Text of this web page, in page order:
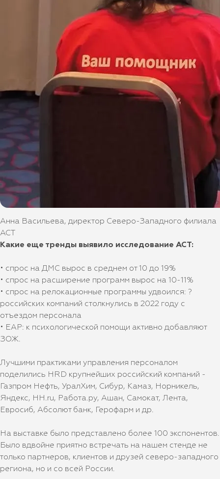
Анна Васильева, директор Северо-Западного филиала
АСТ
Какие еще тренды выявило исследование АСТ:
• спрос на ДМС вырос в среднем от 10 до 19%
• спрос на расширение программ вырос на 10-11%
• спрос на релокационные программы удвоился: ?
российских компаний столкнулись в 2022 году с
отъездом персонала
• EAP: к психологической помощи активно добавляют
ЗОЖ.
Лучшими практиками управления персоналом
поделились HRD крупнейших российский компаний -
Газпром Нефть, УралХим, Сибур, Камаз, Норникель,
Яндекс, HH.ru, Работа.ру, Ашан, Самокат, Лента,
Евросиб, Абсолют банк, Герофарм и др.
На выставке было представлено более 100 экспонентов.
Было вдвойне приятно встречать на нашем стенде не
только партнеров, клиентов и друзей северо-западного
региона, но и со всей России.